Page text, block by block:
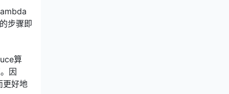
步骤即
算
因
更好地